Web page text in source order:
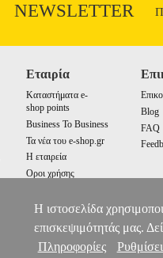
NEWSLETTER
Εταιρία
Καταστήματα e-
shop points
Business To Business
Τα νέα του e-shop.gr
Η εταιρεία
Οροι χρήσης
Blog
FAQ
Η ιστοσελίδα
επισκεψιμότητάς μας.
Πληροφορίες